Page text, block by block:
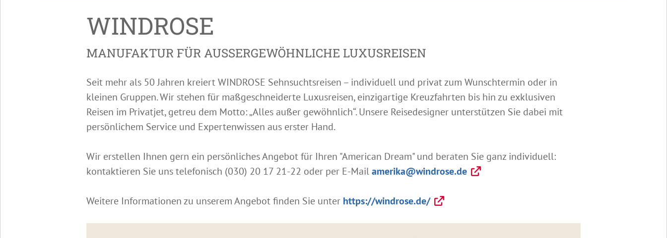
WINDROSE
MANUFAKTUR FÜR AUSSERGEWÖHNLICHE LUXUSREISEN
Seit mehr als 50 Jahren kreiert WINDROSE Sehnsuchtsreisen – individuell und privat zum Wunschtermin oder in
kleinen Gruppen. Wir stehen für maßgeschneiderte Luxusreisen, einzigartige Kreuzfahrten bis hin zu exklusiven
Reisen im Privatjet, getreu dem Motto: „Alles außer gewöhnlich“. Unsere Reisedesigner unterstützen Sie dabei mit
persönlichem Service und Expertenwissen aus erster Hand.
Wir erstellen Ihnen gern ein persönliches Angebot für Ihren "American Dream" und beraten Sie ganz individuell:
kontaktieren Sie uns telefonisch (030) 20 17 21-22 oder per E-Mailamerika@windrose.de
Weitere Informationen zu unserem Angebot finden Sie unter https://windrose.de/